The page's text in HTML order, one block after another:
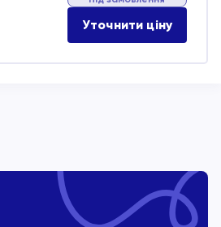
Уточнити ціну